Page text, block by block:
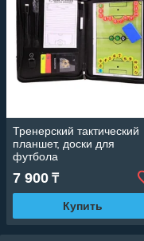
Тренерский тактический
планшет, доски для
футбола
7 900 ₸
Купить